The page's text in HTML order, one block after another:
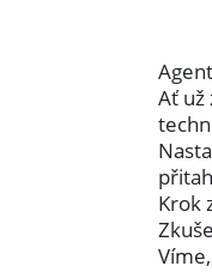
Ať už
Krok